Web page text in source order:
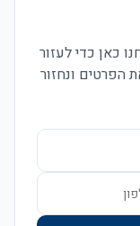
כאן כדי לעזור
הפרטים ונחזור